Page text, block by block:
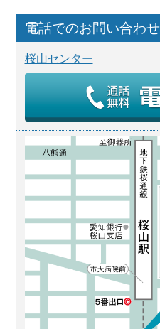
電話でのお問い合わせ
桜山センター